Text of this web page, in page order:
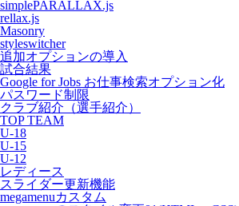
simplePARALLAX.js
rellax.js
Masonry
styleswitcher
追加オプションの導入
試合結果
Google for Jobs お仕事検索オプション化
パスワード制限
クラブ紹介（選手紹介）
TOP TEAM
U-18
U-15
U-12
レディース
スライダー更新機能
megamenuカスタム